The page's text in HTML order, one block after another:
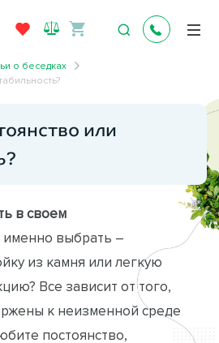
о беседках
или
в своем
именно выбрать –
из камня или легкую
Все зависит от того,
к неизменной среде
постоянство,